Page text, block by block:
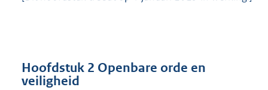
Hoofdstuk 2 Openbare orde en
veiligheid